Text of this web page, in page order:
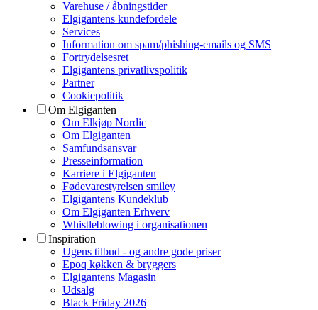
Varehuse / åbningstider
Elgigantens kundefordele
Services
Information om spam/phishing-emails og SMS
Fortrydelsesret
Elgigantens privatlivspolitik
Partner
Cookiepolitik
Om Elgiganten
Om Elkjøp Nordic
Om Elgiganten
Samfundsansvar
Presseinformation
Karriere i Elgiganten
Fødevarestyrelsen smiley
Elgigantens Kundeklub
Om Elgiganten Erhverv
Whistleblowing i organisationen
Inspiration
Ugens tilbud - og andre gode priser
Epoq køkken & bryggers
Elgigantens Magasin
Udsalg
Black Friday 2026